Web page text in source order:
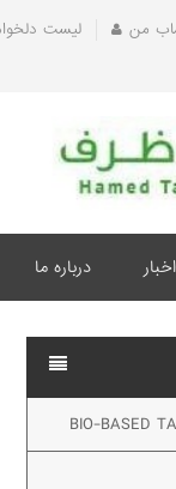
من ليست
اخبار درباره ما